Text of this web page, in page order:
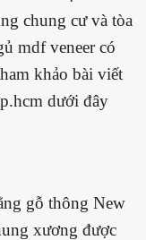
chung cư và tòa
mdf veneer có
khảo bài viết
dưới đây
gỗ thông New
xương được